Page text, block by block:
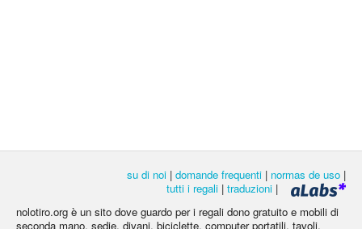
su di noi | domande frequenti | normas de uso |
tutti i regali | traduzioni |
nolotiro.org è un sito dove guardo per i regali dono gratuito e mobili di
seconda mano, sedie, divani, biciclette, computer portatili, tavoli,